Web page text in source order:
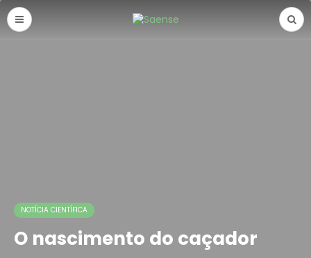
NOTÍCIA CIENTÍFICA
O nascimento do caçador